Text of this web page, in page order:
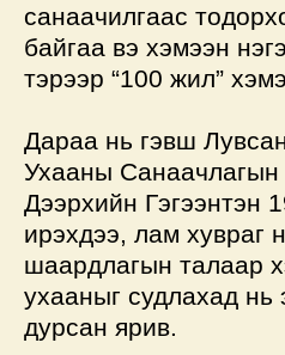
санаачилгаас
байгаа вэ хэмээн
тэрээр “100 жил”
Дараа нь гэвш
Ухааны
Дээрхийн Гэгээнтэн
ирэхдээ, лам хувраг
шаардлагын талаар
ухааныг судлахад нь
дурсан ярив.